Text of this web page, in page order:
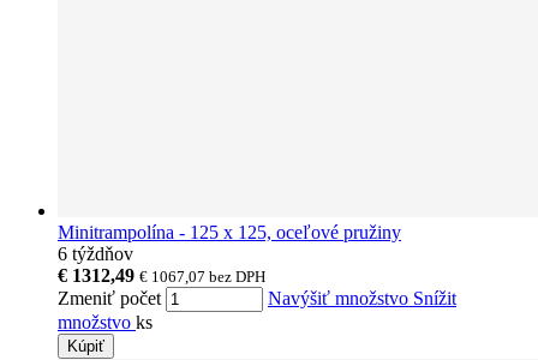
Minitrampolína - 125 x 125, oceľové pružiny
6 týždňov
€ 1312,49 € 1067,07 bez DPH
Zmeniť počet Navýšiť množstvo Snížit
množstvo ks
Kúpiť